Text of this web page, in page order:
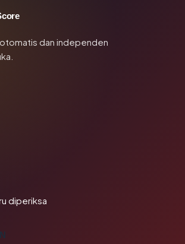
dan independen
diperiksa